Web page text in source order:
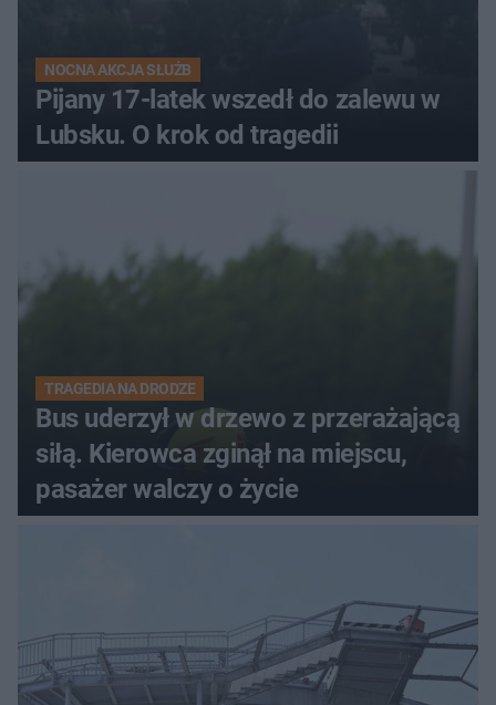
NOCNA AKCJA SŁUŻB
Pijany 17-latek wszedł do zalewu w
Lubsku. O krok od tragedii
TRAGEDIA NA DRODZE
Bus uderzył w drzewo z przerażającą
siłą. Kierowca zginął na miejscu,
pasażer walczy o życie